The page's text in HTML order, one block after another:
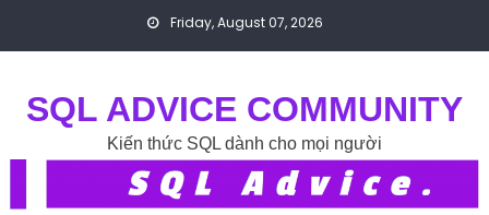
Friday, August 07, 2026
SQL ADVICE COMMUNITY
Kiến thức SQL dành cho mọi người